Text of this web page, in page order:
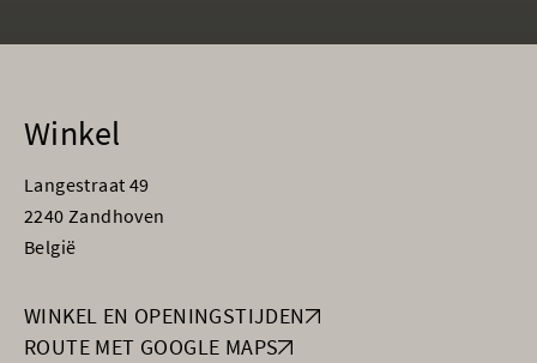
Winkel
Langestraat 49
2240 Zandhoven
België
WINKEL EN OPENINGSTIJDEN
ROUTE MET GOOGLE MAPS